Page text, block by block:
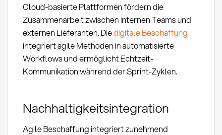
Cloud-basierte Plattformen fördern die
Zusammenarbeit zwischen internen Teams und
externen Lieferanten. Diedigitale Beschaffung
integriert agile Methoden in automatisierte
Workflows und ermöglicht Echtzeit-
Kommunikation während der Sprint-Zyklen.
Nachhaltigkeitsintegration
Agile Beschaffung integriert zunehmend